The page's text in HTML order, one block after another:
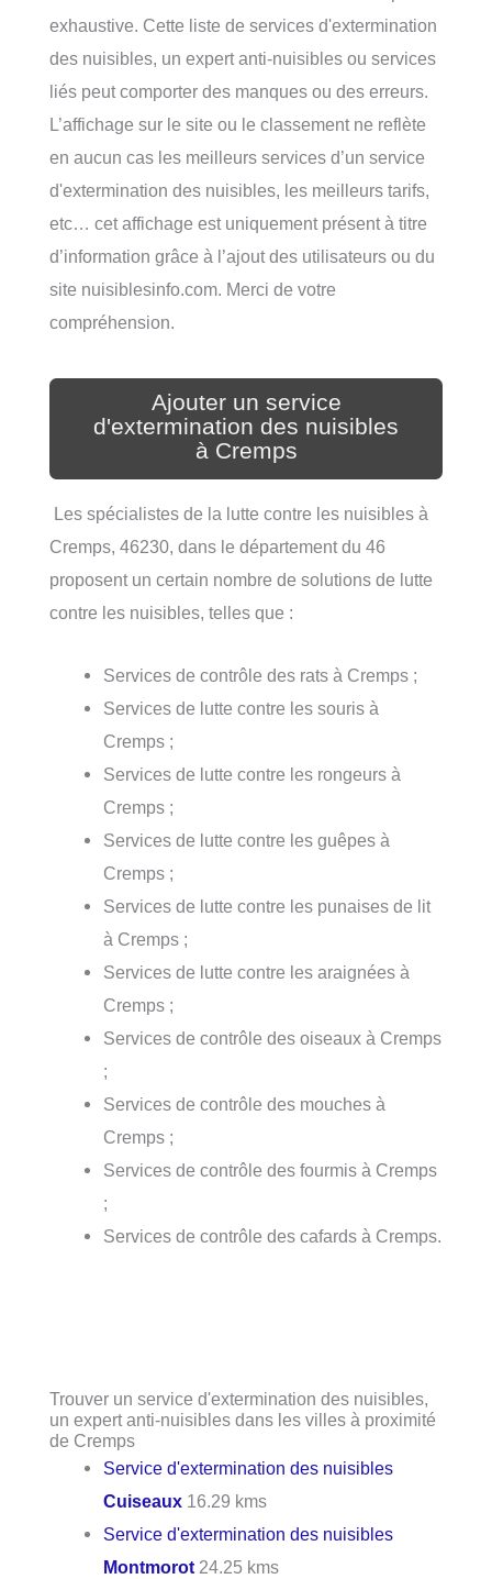
exhaustive. Cette liste de services d'extermination
des nuisibles, un expert anti-nuisibles ou services
liés peut comporter des manques ou des erreurs.
L’affichage sur le site ou le classement ne reflète
en aucun cas les meilleurs services d’un service
d'extermination des nuisibles, les meilleurs tarifs,
etc… cet affichage est uniquement présent à titre
d’information grâce à l’ajout des utilisateurs ou du
site nuisiblesinfo.com. Merci de votre
compréhension.
Ajouter un service
d'extermination des nuisibles
à Cremps
Les spécialistes de la lutte contre les nuisibles à
Cremps, 46230, dans le département du 46
proposent un certain nombre de solutions de lutte
contre les nuisibles, telles que :
Services de contrôle des rats à Cremps ;
Services de lutte contre les souris à
Cremps ;
Services de lutte contre les rongeurs à
Cremps ;
Services de lutte contre les guêpes à
Cremps ;
Services de lutte contre les punaises de lit
à Cremps ;
Services de lutte contre les araignées à
Cremps ;
Services de contrôle des oiseaux à Cremps
;
Services de contrôle des mouches à
Cremps ;
Services de contrôle des fourmis à Cremps
;
Services de contrôle des cafards à Cremps.
Trouver un service d'extermination des nuisibles,
un expert anti-nuisibles dans les villes à proximité
de Cremps
Service d'extermination des nuisibles
Cuiseaux 16.29 kms
Service d'extermination des nuisibles
Montmorot 24.25 kms